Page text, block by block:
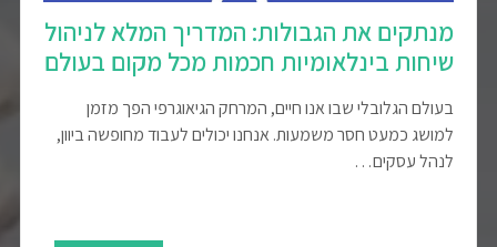
מנתקים את הגבולות: המדריך המלא לניהול
שיחות בינלאומיות חכמות מכל מקום בעולם
בעולם הגלובלי שבו אנו חיים, המרחק הגיאוגרפי הפך מזמן
למושג כמעט חסר משמעות. אנחנו יכולים לעבוד מחופשה ביוון,
לנהל עסקים…